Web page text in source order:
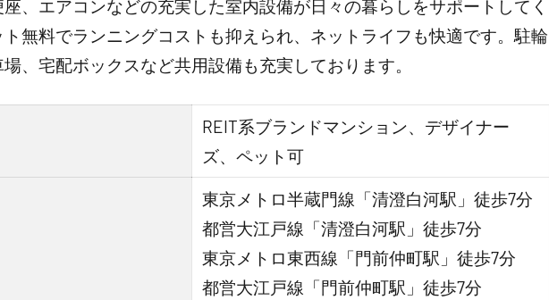
、エアコンなどの充実した室内設備が日々の暮らしをサポートしてく
無料でランニングコストも抑えられ、ネットライフも快適です。駐輪
、宅配ボックスなど共用設備も充実しております。
REIT系ブランドマンション、デザイナー
ズ、ペット可
東京メトロ半蔵門線「清澄白河駅」徒歩7分
都営大江戸線「清澄白河駅」徒歩7分
東京メトロ東西線「門前仲町駅」徒歩7分
都営大江戸線「門前仲町駅」徒歩7分